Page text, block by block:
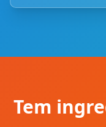
Tem